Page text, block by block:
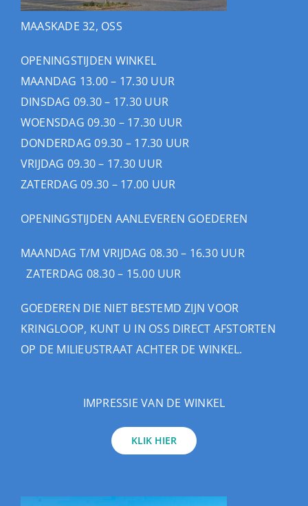
MAASKADE 32, OSS
OPENINGSTIJDEN WINKEL
MAANDAG 13.00 – 17.30 UUR
DINSDAG 09.30 – 17.30 UUR
WOENSDAG 09.30 – 17.30 UUR
DONDERDAG 09.30 – 17.30 UUR
VRIJDAG 09.30 – 17.30 UUR
ZATERDAG 09.30 – 17.00 UUR
OPENINGSTIJDEN AANLEVEREN GOEDEREN
MAANDAG T/M VRIJDAG 08.30 – 16.30 UUR
ZATERDAG 08.30 – 15.00 UUR
GOEDEREN DIE NIET BESTEMD ZIJN VOOR
KRINGLOOP, KUNT U IN OSS DIRECT AFSTORTEN
OP DE MILIEUSTRAAT ACHTER DE WINKEL.
IMPRESSIE VAN DE WINKEL
KLIK HIER